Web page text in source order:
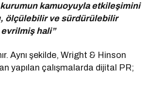
kamuoyuyla etkileşimini
ölçülebilir ve sürdürülebilir
evrilmiş hali”
Aynı şekilde, Wright & Hinson
yapılan çalışmalarda dijital PR;